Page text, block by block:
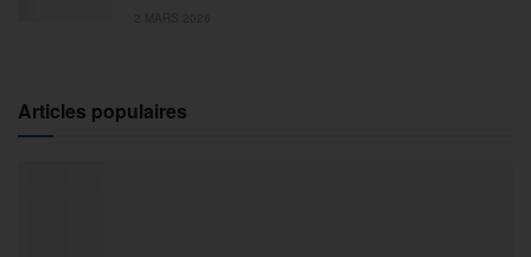
Articles populaires